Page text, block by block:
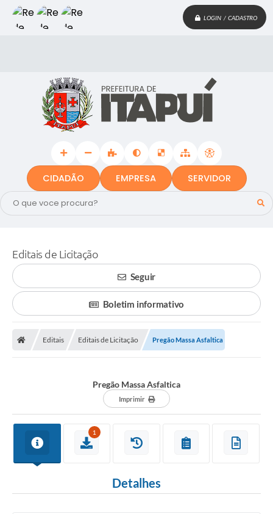
LOGIN / CADASTRO
CIDADÃO EMPRESA SERVIDOR
Editais de Licitação
Seguir
Boletim informativo
Editais Editais de Licitação Pregão Massa Asfaltica
Pregão Massa Asfaltica
Imprimir
1
Detalhes